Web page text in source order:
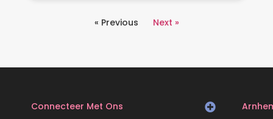
« Previous Next »
Connecteer Met Ons